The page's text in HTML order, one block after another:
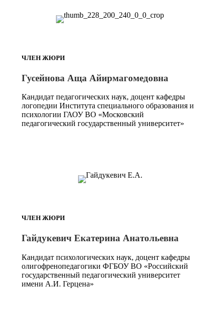
ЧЛЕН ЖЮРИ
Гусейнова Аща Айирмагомедовна
Кандидат педагогических наук, доцент кафедры
логопедии Института специального образования и
психологии ГАОУ ВО «Московский
педагогический государственный университет»
ЧЛЕН ЖЮРИ
Гайдукевич Екатерина Анатольевна
Кандидат психологических наук, доцент кафедры
олигофренопедагогики ФГБОУ ВО «Российский
государственный педагогический университет
имени А.И. Герцена»